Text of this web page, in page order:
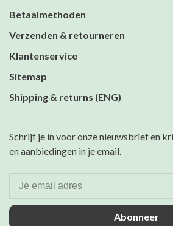
Betaalmethoden
Verzenden & retourneren
Klantenservice
Sitemap
Shipping & returns (ENG)
Schrijf je in voor onze nieuwsbrief en
en aanbiedingen in je email.
Abonneer